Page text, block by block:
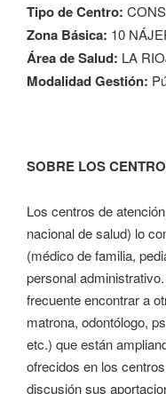
Tipo de Centro:
Zona Básica: 10
Área de Salud: LA
Modalidad Gestión:
SOBRE LOS
Los centros de
nacional de salud) lo
(médico de familia,
personal
frecuente encontrar a
matrona, odontólogo,
etc.) que están
ofrecidos en los
discusión sus